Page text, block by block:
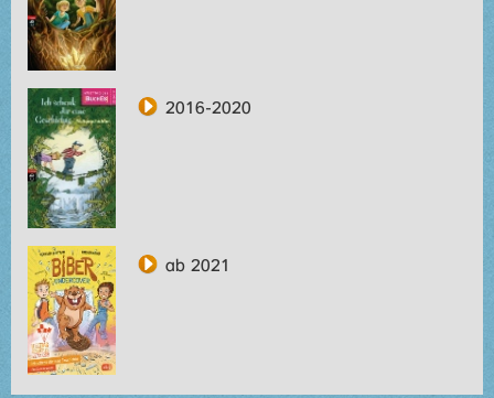
2016-2020
ab 2021